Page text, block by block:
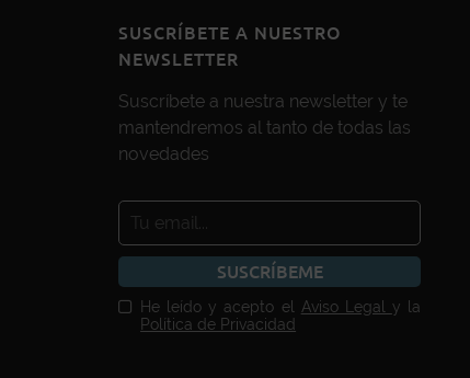
SUSCRÍBETE A NUESTRO
NEWSLETTER
Suscríbete a nuestra newsletter y te
mantendremos al tanto de todas las
novedades
SUSCRÍBEME
He leído y acepto el Aviso Legal y la
Política de Privacidad